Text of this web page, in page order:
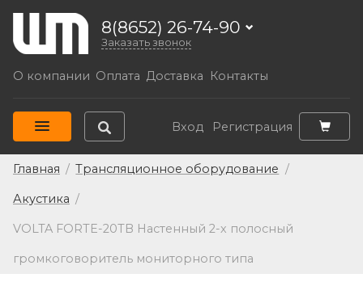
8(8652) 26-74-90
Заказать звонок
О компании Оплата Доставка Контакты
Вход Регистрация
Главная / Трансляционное оборудование /
Акустика /
VOLTA FORTE-20TB Настенный 2-х полосный
громкоговоритель мониторного типа